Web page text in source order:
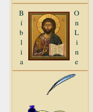
B
í
b
l
i
a
O
n
L
i
n
e